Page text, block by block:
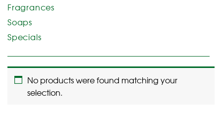
No products were found matching your
selection.
Fragrances
Soaps
Specials